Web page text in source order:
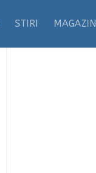
STIRI MAGAZIN